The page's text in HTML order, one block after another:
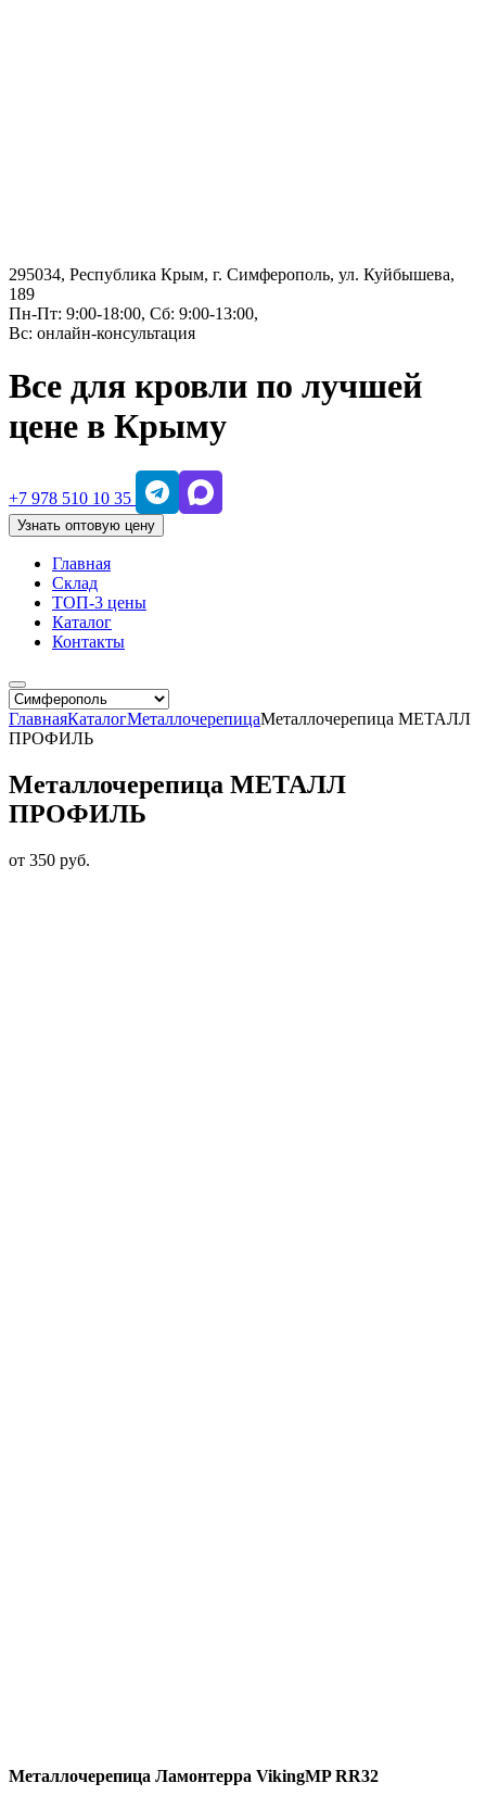
295034, Республика Крым, г. Симферополь, ул. Куйбышева,
189
Пн-Пт: 9:00-18:00, Сб: 9:00-13:00,
Вс: онлайн-консультация
Все для кровли по лучшей
цене в Крыму
+7 978 510 10 35
Узнать оптовую цену
Главная
Склад
ТОП-3 цены
Каталог
Контакты
ГлавнаяКаталогМеталлочерепицаМеталлочерепица МЕТАЛЛ
ПРОФИЛЬ
Металлочерепица МЕТАЛЛ
ПРОФИЛЬ
от 350 руб.
Металлочерепица Ламонтерра VikingMP RR32